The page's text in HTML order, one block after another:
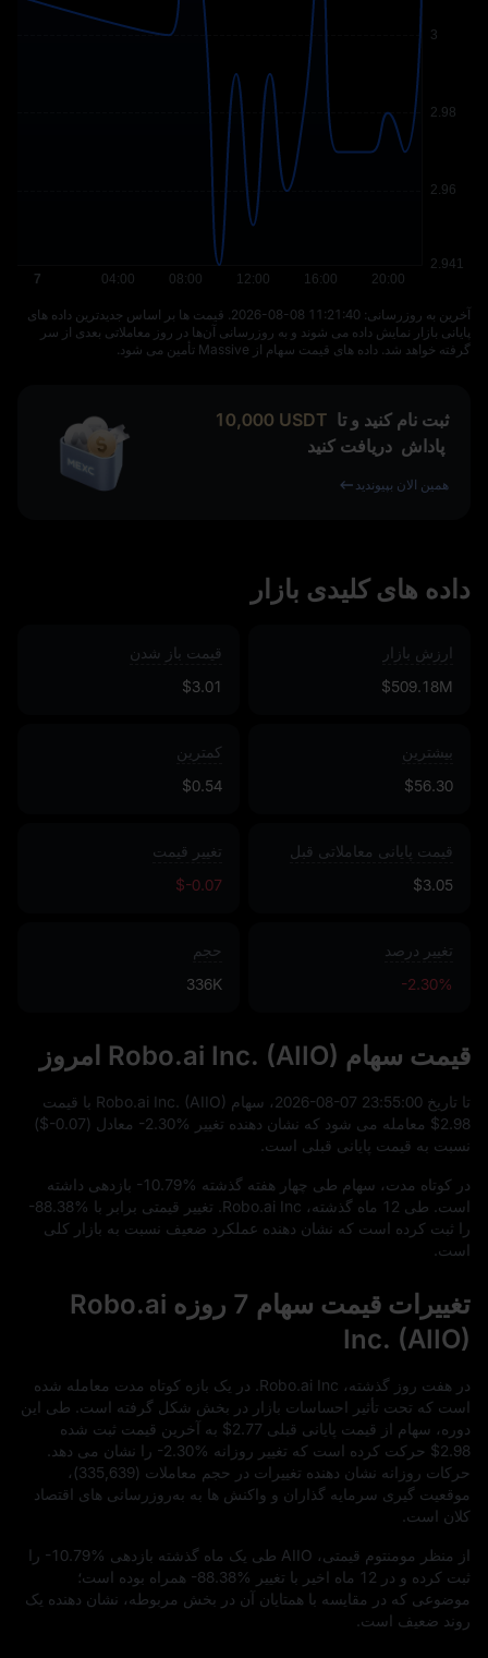
آخرین به‌ روزرسانی: ⁦2026-08-08 11:21:40⁩. قیمت‌ ها بر اساس جدیدترین داده‌ های
پایانی بازار نمایش داده می‌ شوند و به‌ روزرسانی آن‌ها در روز معاملاتی بعدی از سر
گرفته خواهد شد. داده‌ های قیمت سهام از Massive تأمین می‌ شود.
ثبت نام کنید و تا 10,000 USDT
پاداش دریافت کنید
همین الان بپیوندید
داده‌ های کلیدی بازار
ارزش بازار
$509.18M
قیمت باز شدن
$3.01
بیشترین
$56.30
کمترین
$0.54
قیمت پایانی معاملاتی قبل
$3.05
تغییر قیمت
$-0.07
تغییر درصد
-2.30%
حجم
336K
قیمت سهام Robo.ai Inc. (AIIO) امروز
تا تاریخ 2026-08-07 23:55:00
، سهام Robo.ai Inc. (AIIO) با قیمت
$2.98 معامله می‌ شود که نشان‌ دهنده تغییر -2.30% معادل ($-0.07
)
نسبت به قیمت پایانی قبلی است.
در کوتاه‌ مدت، سهام طی چهار هفته گذشته -10.79% بازدهی داشته
است. طی 12 ماه گذشته، Robo.ai Inc. تغییر قیمتی برابر با
-88.38%
را ثبت کرده است که نشان‌ دهنده عملکرد ضعیف نسبت به بازار کلی
است.
تغییرات قیمت سهام 7 روزه Robo.ai
Inc. (AIIO)
در هفت روز گذشته، Robo.ai Inc. در یک بازه کوتاه‌ مدت معامله شده
است که تحت تأثیر احساسات بازار در بخش شکل گرفته است. طی این
دوره، سهام از قیمت پایانی قبلی $2.77 به آخرین قیمت ثبت‌ شده
$2.98 حرکت کرده است که تغییر روزانه -2.30% را نشان می‌ دهد.
حرکات روزانه نشان‌ دهنده تغییرات در حجم معاملات (335,639)،
موقعیت‌ گیری سرمایه‌ گذاران و واکنش‌ ها به به‌روزرسانی‌ های اقتصاد
کلان است.
از منظر مومنتوم قیمتی، AIIO طی یک ماه گذشته بازدهی -10.79% را
ثبت کرده و در 12 ماه اخیر با تغییر -88.38% همراه بوده است؛
موضوعی که در مقایسه با همتایان آن در بخش مربوطه، نشان‌ دهنده یک
روند ضعیف است.